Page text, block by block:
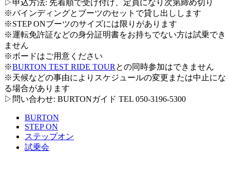
▷申込方法: 先着順で受け付け、定員になり次第締め切り
※バインディングとブーツのセットで貸し出しします
※STEP ONブーツのサイズには限りがあります
※運転免許証などの身分証明書をお持ちでない方は試乗でき
ません
※ボードはご用意ください
※BURTON TEST RIDE TOUR との同時参加はできません
※天候などの事由によりスケジュールの変更または中止にな
る場合があります
▷問い合わせ: BURTONガイド TEL 050-3196-5300
BURTON
STEP ON
ステップオン
試乗会